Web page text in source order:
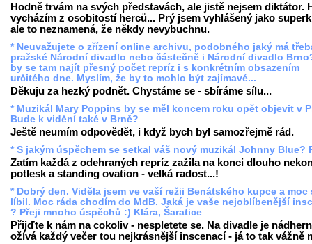
Hodně trvám na svých představách, ale jistě nejsem diktátor.
vycházím z osobitostí herců... Prý jsem vyhlášený jako
ale to neznamená, že někdy nevybuchnu.
* Neuvažujete o zřízení online archivu, podobného jaký má
pražské Národní divadlo nebo částečně i Národní divadlo
by se tam najít přesný počet repríz i s konkrétním obsazením
určitého dne. Myslím, že by to mohlo být zajímavé...
Děkuju za hezký podnět. Chystáme se - sbíráme sílu...
* Muzikál Mary Poppins by se měl koncem roku opět objevit v
Bude k vidění také v Brně?
Ještě neumím odpovědět, i když bych byl samozřejmě rád.
* S jakým úspěchem se setkal váš nový muzikál Johnny Blue?
Zatím každá z odehraných repríz zažila na konci dlouho
potlesk a standing ovation - velká radost...!
* Dobrý den. Viděla jsem ve vaší režii Benátského kupce a moc
líbil. Moc ráda chodím do MdB. Jaká je vaše nejoblíbenější
? Přeji mnoho úspěchů :) Klára, Šaratice
Přijďte k nám na cokoliv - nespletete se. Na divadle je
ožívá každý večer tou nejkrásnější inscenací - já to tak vážně